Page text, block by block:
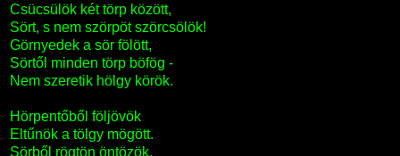
Csücsülök két törp között,
Sört, s nem szörpöt szörcsölök!
Görnyedek a sör fölött,
Sörtől minden törp böfög -
Nem szeretik hölgy körök.
Hörpentőből följövök
Eltűnök a tölgy mögött.
Sörből rögtön öntözök,